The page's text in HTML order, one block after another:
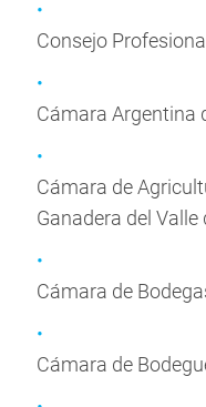
Consejo
Cámara Argentina
Cámara de
Ganadera del
Cámara de
Cámara de